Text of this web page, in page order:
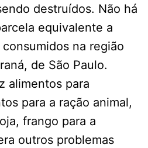
destruídos. Não há
equivalente a
na região
de São Paulo.
alimentos para
para a ração animal,
frango para a
outros problemas